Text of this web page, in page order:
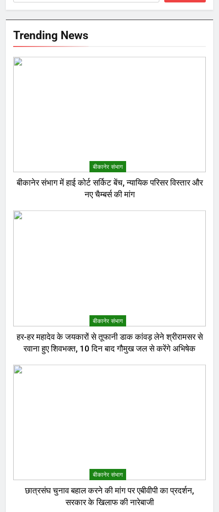
Trending News
बीकानेर संभाग
बीकानेर संभाग में हाई कोर्ट सर्किट बेंच, न्यायिक परिसर विस्तार और
नए चैम्बर्स की मांग
बीकानेर संभाग
हर-हर महादेव के जयकारों से तूफानी डाक कांवड़ लेने श्रीरामसर से
रवाना हुए शिवभक्त, 10 दिन बाद गौमुख जल से करेंगे अभिषेक
बीकानेर संभाग
छात्रसंघ चुनाव बहाल करने की मांग पर एबीवीपी का प्रदर्शन,
सरकार के खिलाफ की नारेबाजी